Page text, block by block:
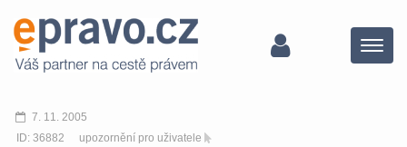
Menu
7. 11. 2005
ID: 36882
upozornění pro uživatele